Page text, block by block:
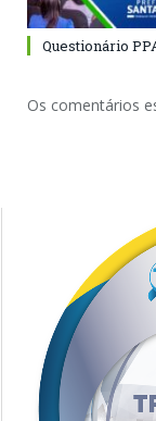
Questionário
Os comentários